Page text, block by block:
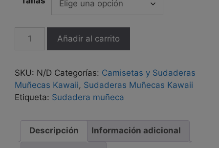
hecha
mano
"Bailarina
3d"
Añadir al carrito
SKU: N/D Categorías: Camisetas y Sudaderas
Muñecas Kawaii, Sudaderas Muñecas Kawaii
Etiqueta: Sudadera muñeca
Descripción Información adicional